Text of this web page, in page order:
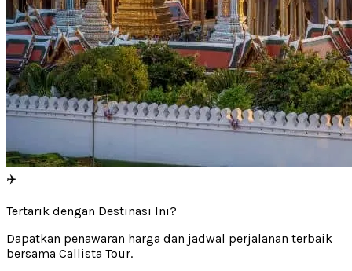
✈️
Tertarik dengan Destinasi Ini?
Dapatkan penawaran harga dan jadwal perjalanan terbaik
bersama Callista Tour.